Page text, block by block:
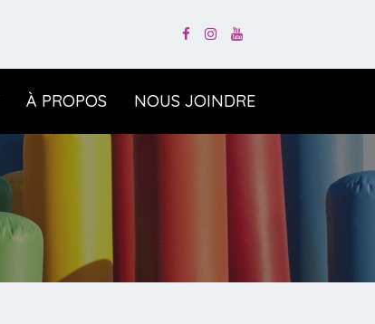
À PROPOS NOUS JOINDRE